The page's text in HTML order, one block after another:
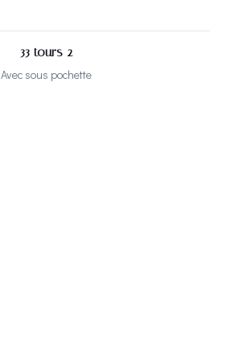
33 tours 2
Avec sous pochette